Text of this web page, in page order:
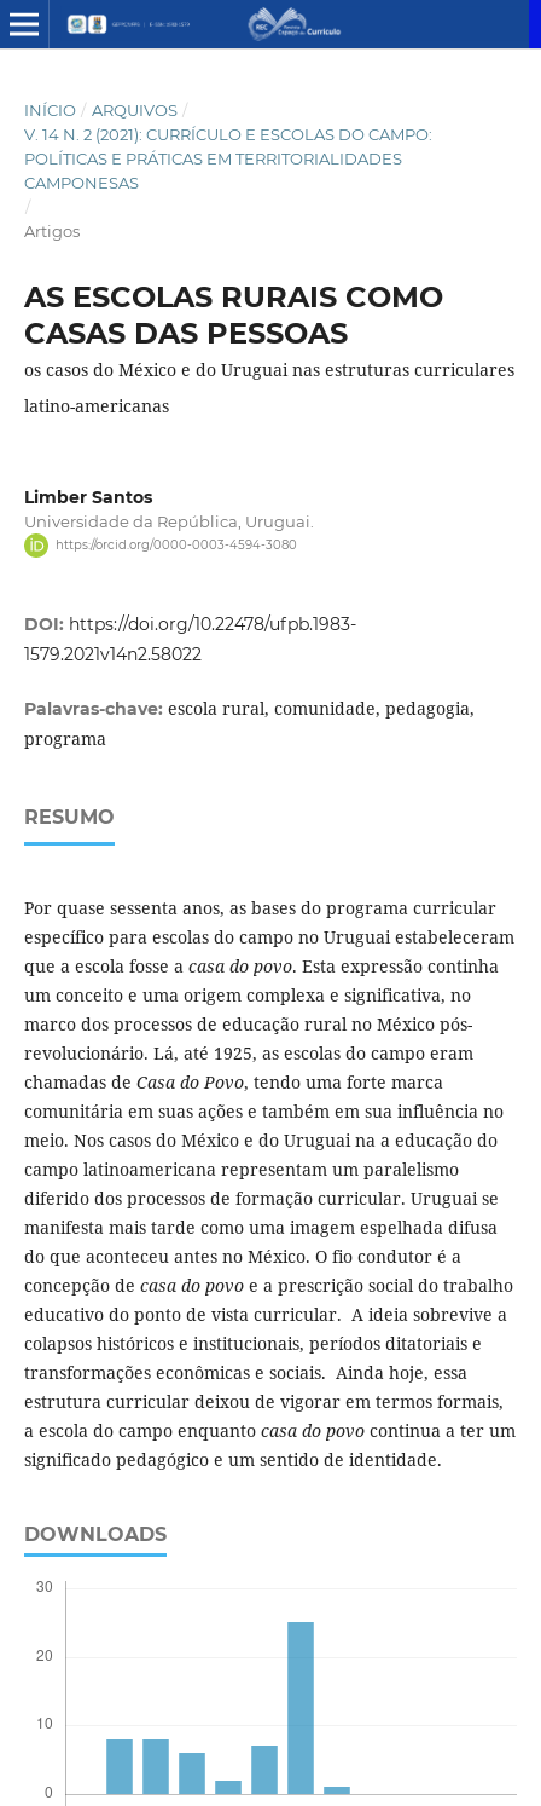
INÍCIO / ARQUIVOS /
V. 14 N. 2 (2021): CURRÍCULO E ESCOLAS DO CAMPO:
POLÍTICAS E PRÁTICAS EM TERRITORIALIDADES
CAMPONESAS
/
Artigos
AS ESCOLAS RURAIS COMO
CASAS DAS PESSOAS
os casos do México e do Uruguai nas estruturas curriculares
latino-americanas
Limber Santos
Universidade da República, Uruguai.
https://orcid.org/0000-0003-4594-3080
DOI: https://doi.org/10.22478/ufpb.1983-
1579.2021v14n2.58022
Palavras-chave: escola rural, comunidade, pedagogia,
programa
RESUMO
Por quase sessenta anos, as bases do programa curricular
específico para escolas do campo no Uruguai estabeleceram
que a escola fosse a casa do povo. Esta expressão continha
um conceito e uma origem complexa e significativa, no
marco dos processos de educação rural no México pós-
revolucionário. Lá, até 1925, as escolas do campo eram
chamadas de Casa do Povo, tendo uma forte marca
comunitária em suas ações e também em sua influência no
meio. Nos casos do México e do Uruguai na a educação do
campo latinoamericana representam um paralelismo
diferido dos processos de formação curricular. Uruguai se
manifesta mais tarde como uma imagem espelhada difusa
do que aconteceu antes no México. O fio condutor é a
concepção de casa do povoe a prescrição social do trabalho
educativo do ponto de vista curricular. A ideia sobrevive a
colapsos históricos e institucionais, períodos ditatoriais e
transformações econômicas e sociais. Ainda hoje, essa
estrutura curricular deixou de vigorar em termos formais,
a escola do campo enquanto casa do povocontinua a ter um
significado pedagógico e um sentido de identidade.
DOWNLOADS